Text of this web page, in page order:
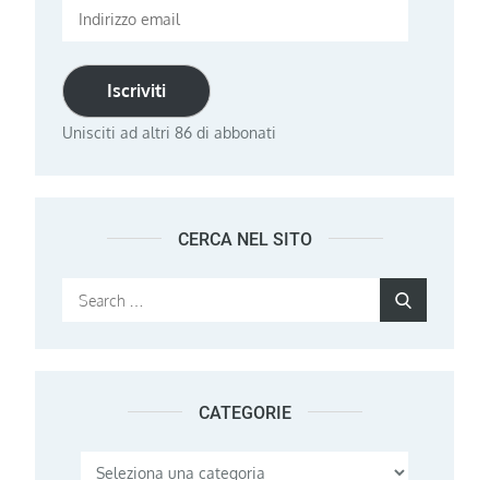
Indirizzo
Iscriviti
Unisciti ad altri 86 di abbonati
CERCA NEL SITO
Search
CATEGORIE
Categorie